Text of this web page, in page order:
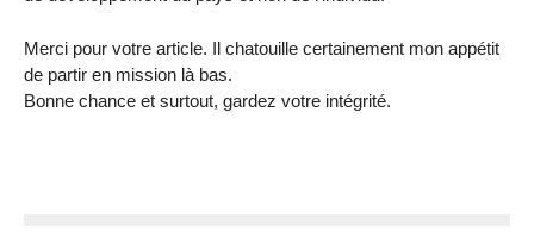
Merci pour votre article. Il chatouille certainement mon appétit
de partir en mission là bas.
Bonne chance et surtout, gardez votre intégrité.